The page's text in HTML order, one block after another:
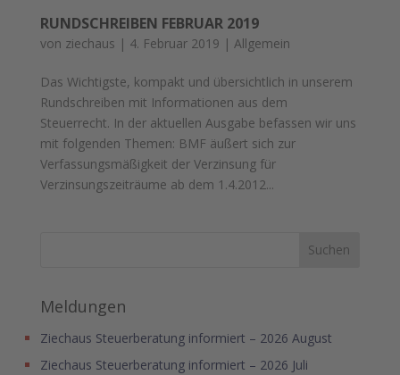
RUNDSCHREIBEN FEBRUAR 2019
von ziechaus | 4. Februar 2019 | Allgemein
Das Wichtigste, kompakt und übersichtlich in unserem
Rundschreiben mit Informationen aus dem
Steuerrecht. In der aktuellen Ausgabe befassen wir uns
mit folgenden Themen: BMF äußert sich zur
Verfassungsmäßigkeit der Verzinsung für
Verzinsungszeiträume ab dem 1.4.2012...
Meldungen
Ziechaus Steuerberatung informiert – 2026 August
Ziechaus Steuerberatung informiert – 2026 Juli